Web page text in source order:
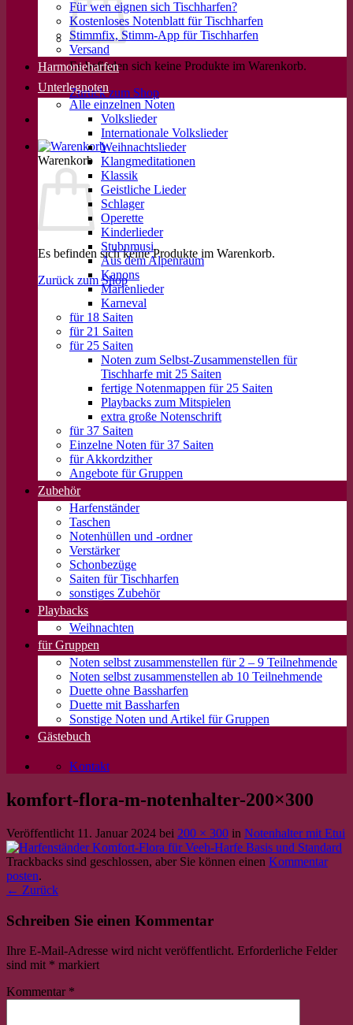
Es befinden sich keine Produkte im Warenkorb.
Zurück zum Shop
Warenkorb
Es befinden sich keine Produkte im Warenkorb.
Zurück zum Shop
Für wen eignen sich Tischharfen?
Kostenloses Notenblatt für Tischharfen
Stimmfix, Stimm-App für Tischharfen
Versand
Harmonieharfen
Unterlegnoten
Alle einzelnen Noten
Volkslieder
Internationale Volkslieder
Weihnachtslieder
Klangmeditationen
Klassik
Geistliche Lieder
Schlager
Operette
Kinderlieder
Stubnmusi
Aus dem Alpenraum
Kanons
Marienlieder
Karneval
für 18 Saiten
für 21 Saiten
für 25 Saiten
Noten zum Selbst-Zusammenstellen für
Tischharfe mit 25 Saiten
fertige Notenmappen für 25 Saiten
Playbacks zum Mitspielen
extra große Notenschrift
für 37 Saiten
Einzelne Noten für 37 Saiten
für Akkordzither
Angebote für Gruppen
Zubehör
Harfenständer
Taschen
Notenhüllen und -ordner
Verstärker
Schonbezüge
Saiten für Tischharfen
sonstiges Zubehör
Playbacks
Weihnachten
für Gruppen
Noten selbst zusammenstellen für 2 – 9 Teilnehmende
Noten selbst zusammenstellen ab 10 Teilnehmende
Duette ohne Bassharfen
Duette mit Bassharfen
Sonstige Noten und Artikel für Gruppen
Gästebuch
Kontakt
komfort-flora-m-notenhalter-200×300
Veröffentlicht 11. Januar 2024 bei 200 × 300 in Notenhalter mit Etui
Trackbacks sind geschlossen, aber Sie können einen Kommentar
posten.
← Zurück
Schreiben Sie einen Kommentar
Ihre E-Mail-Adresse wird nicht veröffentlicht. Erforderliche Felder
sind mit * markiert
Kommentar *